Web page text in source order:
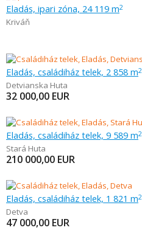
Eladás, ipari zóna, 24 119 m2
Kriváň
Eladás, családiház telek, 2 858 m2
Detvianska Huta
32 000,00 EUR
Eladás, családiház telek, 9 589 m2
Stará Huta
210 000,00 EUR
Eladás, családiház telek, 1 821 m2
Detva
47 000,00 EUR